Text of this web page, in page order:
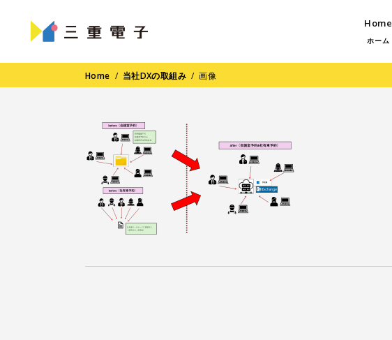
Home
ホーム
Home / 当社DXの取組み /画像